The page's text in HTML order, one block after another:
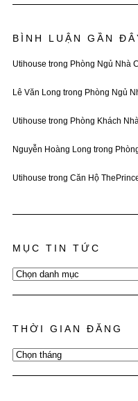
BÌNH LUẬN GẦN
Utihouse trong Phòng Ngủ Nhà
Lê Văn Long trong Phòng Ngủ
Utihouse trong Phòng Khách
Nguyễn Hoàng Long trong
Utihouse trong Căn Hộ
MỤC TIN TỨC
Mục
Tin
THỜI GIAN ĐĂNG
Thời
Gian